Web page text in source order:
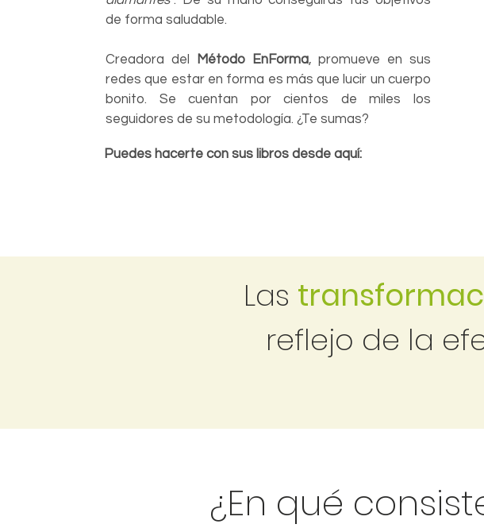
de forma saludable.
Creadora del Método EnForma, promueve en sus
redes que estar en forma es más que lucir un cuerpo
bonito. Se cuentan por cientos de miles los
seguidores de su metodología. ¿Te sumas?
Puedes hacerte con sus libros desde aquí:
Las
reflejo de la
¿En qué